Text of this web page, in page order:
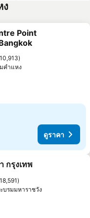
ง
ยการโปรด
Point
10,913
คำแหง
ดูราคา
ยการโปรด
กรุงเทพ
18,591
บรมมหาราชวัง